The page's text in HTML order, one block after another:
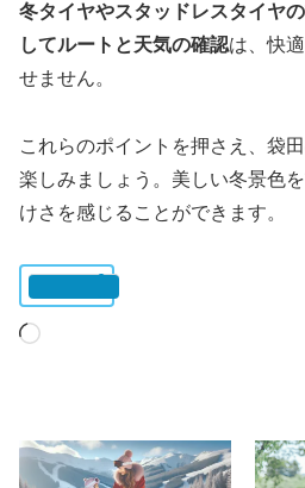
冬タイヤやスタッドレスタイヤ
してルートと天気の確認は、快
せません。
これらのポイントを押さえ、袋
楽しみましょう。美しい冬景色
けさを感じることができます。
読
み
中…